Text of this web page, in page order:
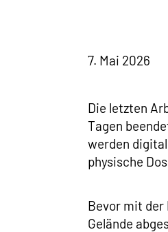
7. Mai 2026
Die letzten
Tagen
werden
physische
Bevor mit der
Gelände